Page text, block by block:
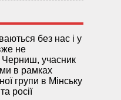
без нас і у
не
Черниш, учасник
в рамках
групи в Мінську
росії